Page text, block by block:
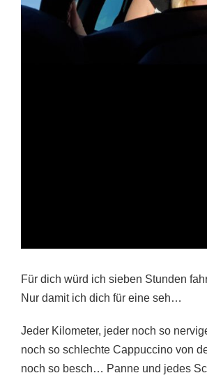
Für dich würd ich sieben Stunden
Nur damit ich dich für eine seh…
Jeder Kilometer, jeder noch so
noch so schlechte Cappuccino von
noch so besch… Panne und jedes